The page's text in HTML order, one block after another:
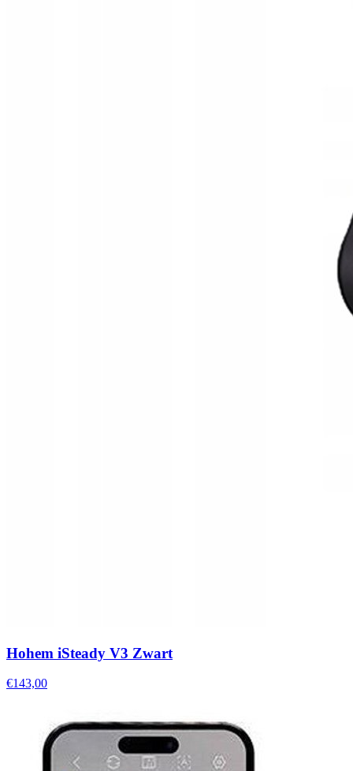
Hohem iSteady V3 Zwart
€143,00